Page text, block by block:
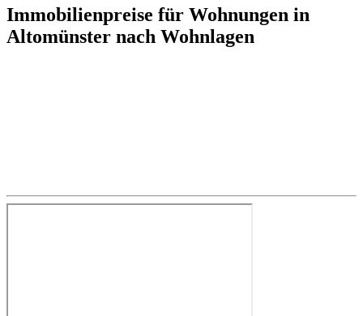
Immobilienpreise für Wohnungen in
Altomünster nach Wohnlagen